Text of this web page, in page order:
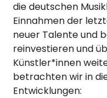
die deutschen
Einnahmen der
neuer Talente und
reinvestieren und
Künstler*innen
betrachten wir in
Entwicklungen: